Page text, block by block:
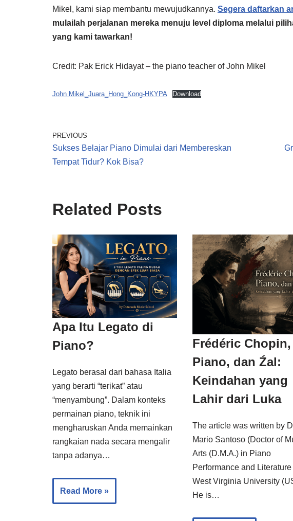
Mikel, kami siap membantu mewujudkannya. Segera daftarkan
mulailah perjalanan mereka menuju level diploma melalui
yang kami tawarkan!
Credit: Pak Erick Hidayat – the piano teacher of John Mikel
John Mikel_Juara_Hong_Kong-HKYPA Download
PREVIOUS
Sukses Belajar Piano Dimulai dari Membereskan
Tempat Tidur? Kok Bisa?
Related Posts
Apa Itu Legato di
Piano?
Legato berasal dari bahasa Italia
yang berarti “terikat” atau
“menyambung”. Dalam konteks
permainan piano, teknik ini
mengharuskan Anda memainkan
rangkaian nada secara mengalir
tanpa adanya…
Read More »
Frédéric Chopin,
Piano, dan Źal:
Keindahan yang
Lahir dari Luka
The article was written by
Mario Santoso (Doctor of
Arts (D.M.A.) in Piano
Performance and Literature
West Virginia University
He is…